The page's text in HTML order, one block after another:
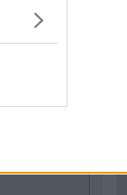
på nära håll